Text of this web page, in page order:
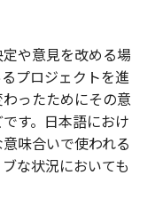
や意見を改める場
プロジェクトを進
ったためにその意
す。日本語におけ
味合いで使われる
な状況においても